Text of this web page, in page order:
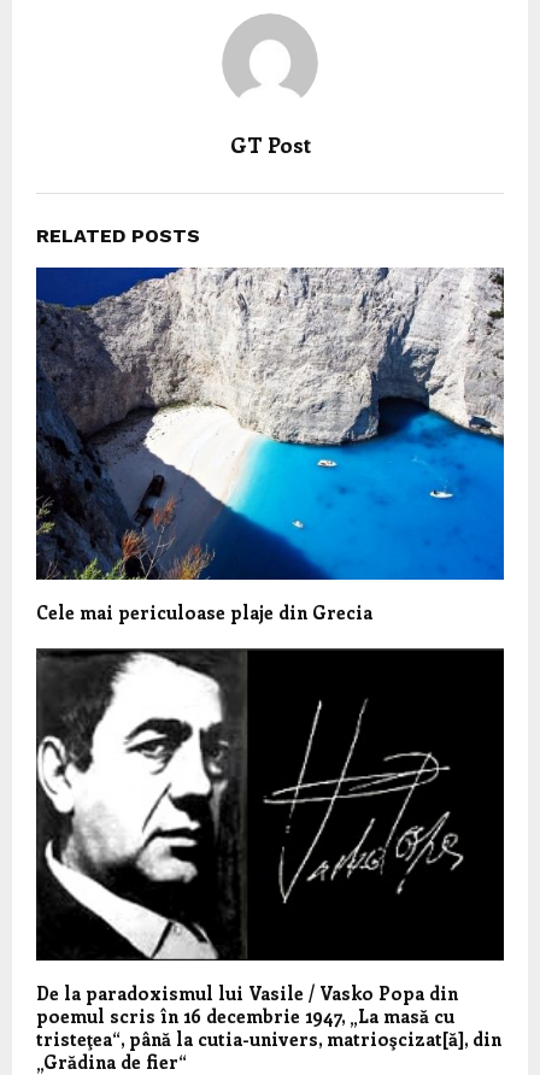
GT Post
RELATED POSTS
Cele mai periculoase plaje din Grecia
De la paradoxismul lui Vasile / Vasko Popa din
poemul scris în 16 decembrie 1947, „La masă cu
tristeţea“, până la cutia-univers, matrioşcizat[ă], din
„Grădina de fier“